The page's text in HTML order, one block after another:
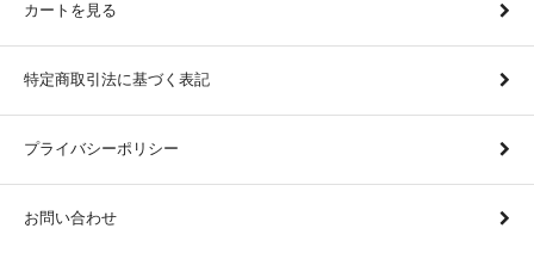
カートを見る
特定商取引法に基づく表記
プライバシーポリシー
お問い合わせ